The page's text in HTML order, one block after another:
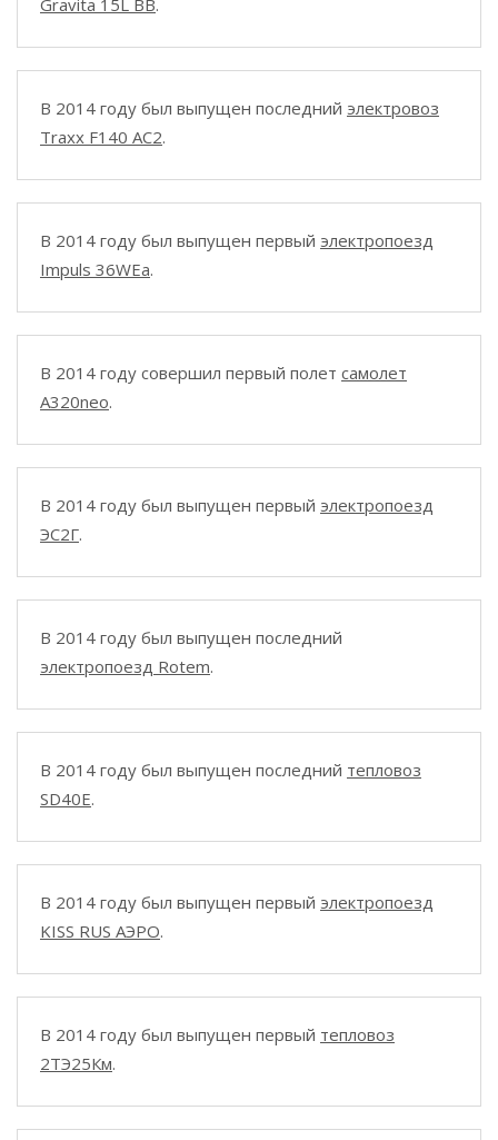
Gravita 15L BB.
В 2014 году был выпущен последний электровоз
Traxx F140 AC2.
В 2014 году был выпущен первый электропоезд
Impuls 36WEa.
В 2014 году совершил первый полет самолет
A320neo.
В 2014 году был выпущен первый электропоезд
ЭС2Г.
В 2014 году был выпущен последний
электропоезд Rotem.
В 2014 году был выпущен последний тепловоз
SD40E.
В 2014 году был выпущен первый электропоезд
KISS RUS АЭРО.
В 2014 году был выпущен первый тепловоз
2ТЭ25Км.